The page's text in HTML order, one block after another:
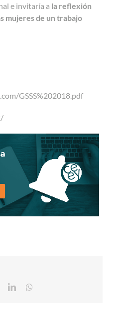
e invitaría a la reflexión
mujeres de un trabajo
GSSS%202018.pdf
LinkedinWhatsapp